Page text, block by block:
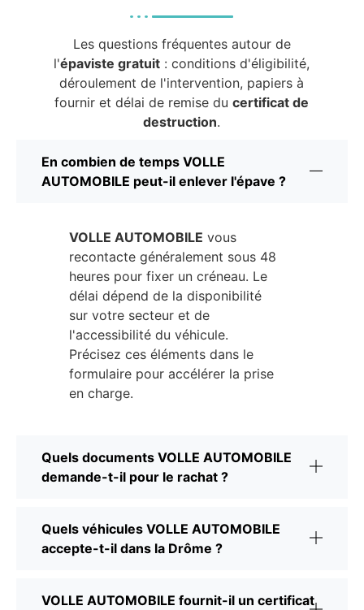
Les questions fréquentes autour de
l'épaviste gratuit : conditions d'éligibilité,
déroulement de l'intervention, papiers à
fournir et délai de remise ducertificat de
destruction.
En combien de temps VOLLE
AUTOMOBILE peut-il enlever l'épave ?
VOLLE AUTOMOBILE vous
recontacte généralement sous 48
heures pour fixer un créneau. Le
délai dépend de la disponibilité
sur votre secteur et de
l'accessibilité du véhicule.
Précisez ces éléments dans le
formulaire pour accélérer la prise
en charge.
Quels documents VOLLE AUTOMOBILE
demande-t-il pour le rachat ?
Quels véhicules VOLLE AUTOMOBILE
accepte-t-il dans la Drôme ?
VOLLE AUTOMOBILE fournit-il un certificat